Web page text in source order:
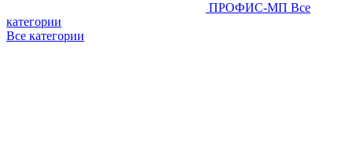
ПРОФИС-МП Все
категории
Все категории